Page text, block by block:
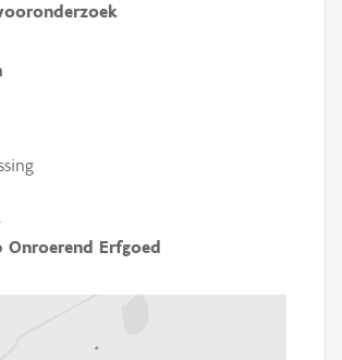
Onroerend Erfgoed